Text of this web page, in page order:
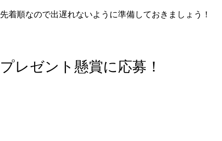
先着順なので出遅れないように準備しておきましょう！
プレゼント懸賞に応募！